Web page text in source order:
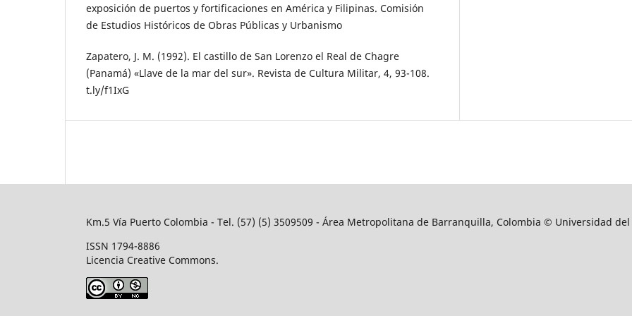
exposición de puertos y fortificaciones en América y Filipinas. Comisión
de Estudios Históricos de Obras Públicas y Urbanismo
Zapatero, J. M. (1992). El castillo de San Lorenzo el Real de Chagre
(Panamá) «Llave de la mar del sur». Revista de Cultura Militar, 4, 93-108.
t.ly/f1IxG
Km.5 Vía Puerto Colombia - Tel. (57) (5) 3509509 - Área Metropolitana de Barranquilla, Colombia © Universidad
ISSN 1794-8886
Licencia Creative Commons.